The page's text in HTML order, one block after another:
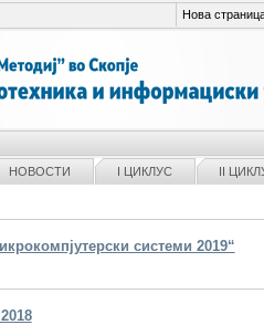
Нова
НОВОСТИ I ЦИКЛУС II
системи 2019“